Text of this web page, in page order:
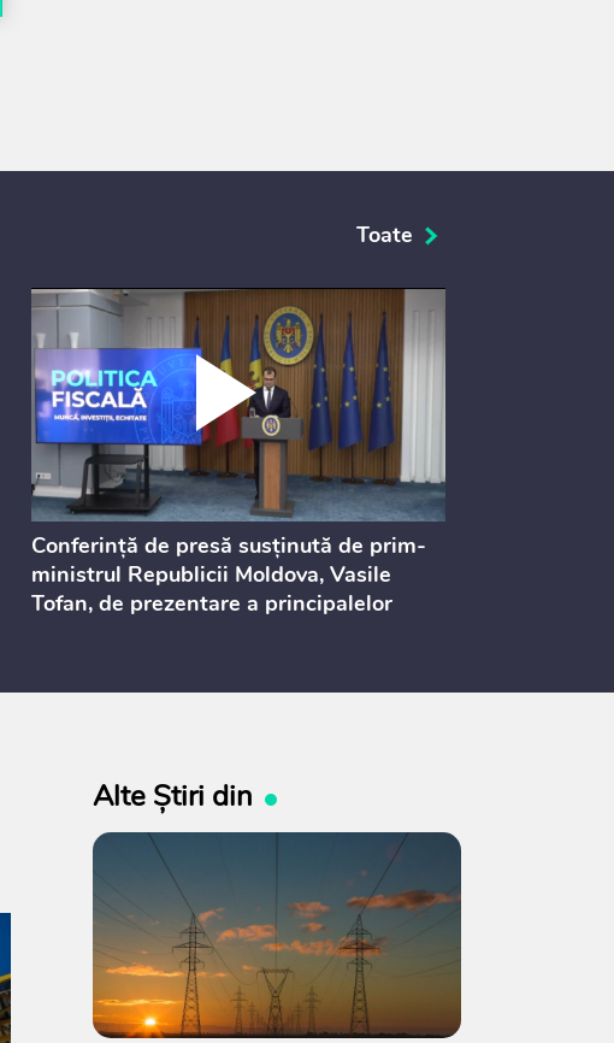
Toate
Conferință de presă susținută de prim-
ministrul Republicii Moldova, Vasile
Tofan, de prezentare a principalelor
consultărilor publice
Alte Știri din